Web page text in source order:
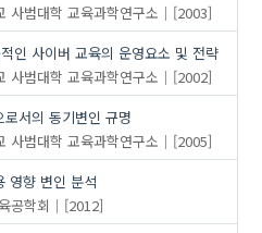
사범대학 교육과학연구소
[2003]
인 사이버 교육의 운영요소 및 전략
사범대학 교육과학연구소
[2002]
서의 동기변인 규명
사범대학 교육과학연구소
[2005]
영향 변인 분석
공학회
[2012]